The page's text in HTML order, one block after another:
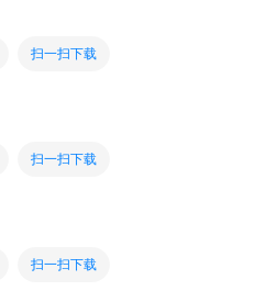
扫一扫下载
扫一扫下载
扫一扫下载